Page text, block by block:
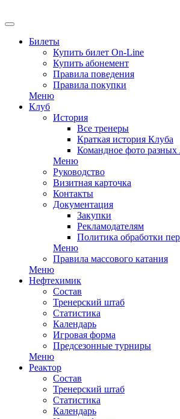
Билеты
Купить билет On-Line
Купить абонемент
Правила поведения
Правила покупки
Меню
Клуб
История
Все тренеры
Краткая история Клуба
Командное фото разных
Меню
Руководство
Визитная карточка
Контакты
Документация
Закупки
Рекламодателям
Политика обработки
Меню
Правила массового катания
Меню
Нефтехимик
Состав
Тренерский штаб
Статистика
Календарь
Игровая форма
Предсезонные турниры
Меню
Реактор
Состав
Тренерский штаб
Статистика
Календарь